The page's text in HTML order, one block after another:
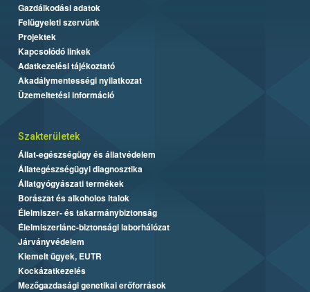
Gazdálkodási adatok
Felügyeleti szervünk
Projektek
Kapcsolódó linkek
Adatkezelési tájékoztató
Akadálymentességi nyilatkozat
Üzemeltetési információ
Szakterületek
Állat-egészségügy és állatvédelem
Állategészségügyi diagnosztika
Állatgyógyászati termékek
Borászat és alkoholos italok
Élelmiszer- és takarmánybiztonság
Élelmiszerlánc-biztonsági laborhálózat
Járványvédelem
Kiemelt ügyek, EUTR
Kockázatkezelés
Mezőgazdasági genetikai erőforrások